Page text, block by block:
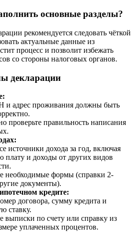
основные разделы?
рекомендуется следовать чёткой
актуальные данные из
процесс и позволит избежать
со стороны налоговых органов.
декларации
адрес проживания должны быть
проверьте правильность написания
источники дохода за год, включая
плату и доходы от других видов
необходимые формы (справки 2-
документы).
кредите:
договора, сумму кредита и
ставку.
выписки по счету или справку из
уплаченных процентов.